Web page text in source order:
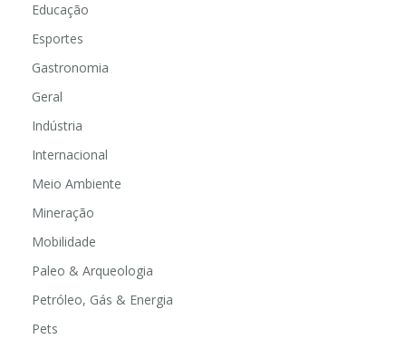
Educação
Esportes
Gastronomia
Geral
Indústria
Internacional
Meio Ambiente
Mineração
Mobilidade
Paleo & Arqueologia
Petróleo, Gás & Energia
Pets